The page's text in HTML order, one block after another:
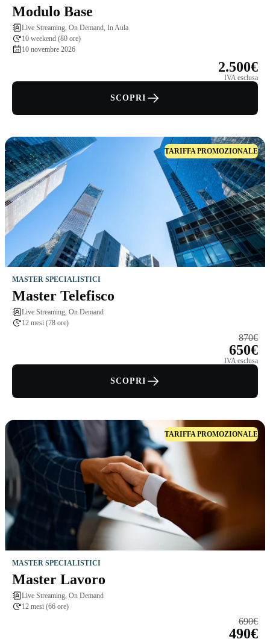
Modulo Base
Live Streaming, On Demand, In Aula
10 weekend (80 ore)
10 novembre 2026
2.500€
IVA esclusa
SCOPRI
TARIFFA PROMOZIONALE
MASTER SPECIALISTICI
Master Telefisco
Live Streaming, On Demand
12 mesi (78 ore)
870€
650€
IVA esclusa
SCOPRI
TARIFFA PROMOZIONALE
MASTER SPECIALISTICI
Master Lavoro
Live Streaming, On Demand
12 mesi (66 ore)
690€
490€